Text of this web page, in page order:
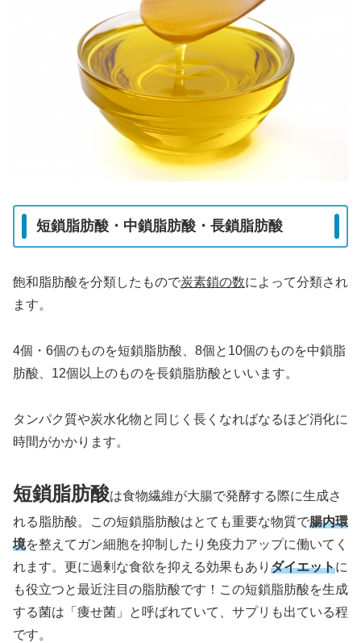
短鎖脂肪酸・中鎖脂肪酸・長鎖脂肪酸
飽和脂肪酸を分類したもので炭素鎖の数によって分類され
ます。
4個・6個のものを短鎖脂肪酸、8個と10個のものを中鎖脂
肪酸、12個以上のものを長鎖脂肪酸といいます。
タンパク質や炭水化物と同じく長くなればなるほど消化に
時間がかかります。
短鎖脂肪酸は食物繊維が大腸で発酵する際に生成さ
れる脂肪酸。この短鎖脂肪酸はとても重要な物質で腸内環
境を整えてガン細胞を抑制したり免疫力アップに働いてく
れます。更に過剰な食欲を抑える効果もあり ダイエットに
も役立つと最近注目の脂肪酸です！この短鎖脂肪酸を生成
する菌は「痩せ菌」と呼ばれていて、サプリも出ている程
です。